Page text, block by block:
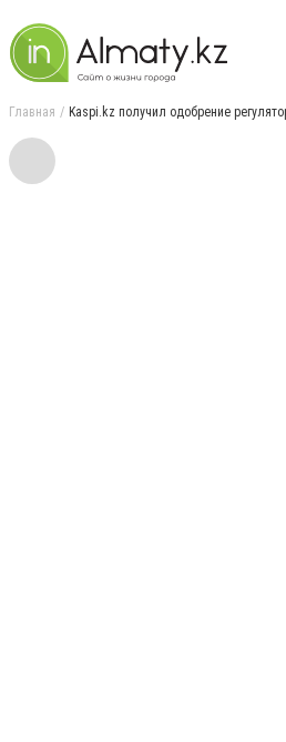
Главная Kaspi.kz получил одобрение